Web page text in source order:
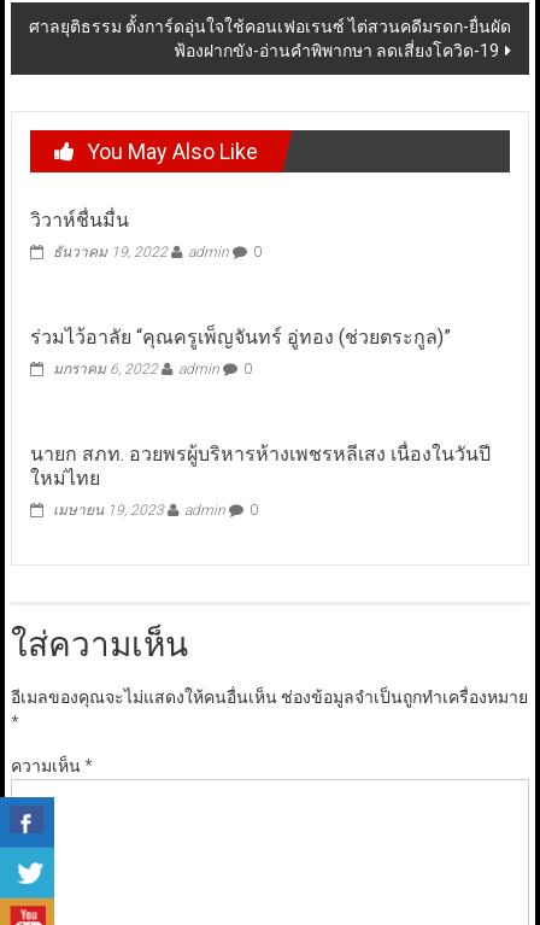
ศาลยุติธรรม ตั้งการ์ดอุ่นใจใช้คอนเฟอเรนซ์ ไต่สวนคดีมรดก-ยื่นผัด
ฟ้องฝากขัง-อ่านคำพิพากษา ลดเสี่ยงโควิด-19
You May Also Like
วิวาห์ชื่นมื่น
ธันวาคม 19, 2022 admin 0
ร่วมไว้อาลัย “คุณครูเพ็ญจันทร์ อู่ทอง (ช่วยตระกูล)”
มกราคม 6, 2022 admin 0
นายก สภท. อวยพรผู้บริหารห้างเพชรหลีเสง เนื่องในวันปี
ใหม่ไทย
เมษายน 19, 2023 admin 0
ใส่ความเห็น
อีเมลของคุณจะไม่แสดงให้คนอื่นเห็น ช่องข้อมูลจำเป็นถูกทำเครื่องหมาย
*
ความเห็น*